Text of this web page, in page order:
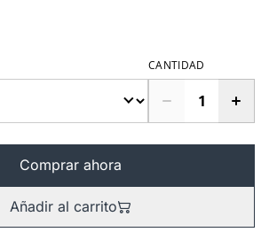
CANTIDAD
Comprar ahora
Añadir al carrito